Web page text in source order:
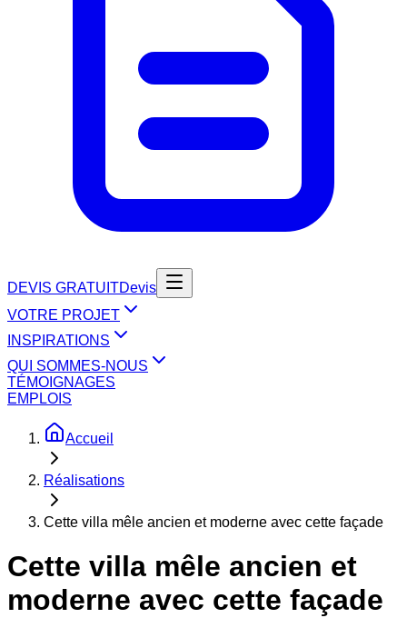
DEVIS GRATUITDevis
VOTRE PROJET
INSPIRATIONS
QUI SOMMES-NOUS
TÉMOIGNAGES
EMPLOIS
Accueil
Réalisations
Cette villa mêle ancien et moderne avec cette façade
Cette villa mêle ancien et
moderne avec cette façade